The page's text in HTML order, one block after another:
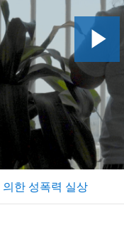
한 성폭력 실상